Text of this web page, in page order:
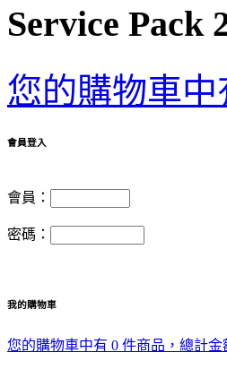
Service Pack
您的購物車中
會員登入
會員：
密碼：
我的購物車
您的購物車中有 0 件商品，總計金